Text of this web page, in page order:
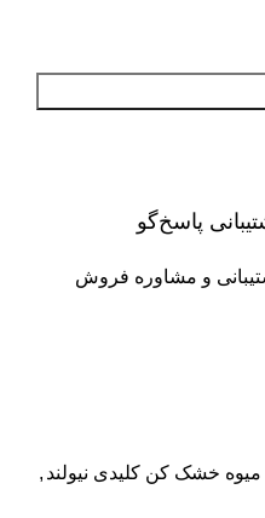
پاسخ‌گو
و مشاوره فروش
میوه خشک کن کلیدی نیولند ,